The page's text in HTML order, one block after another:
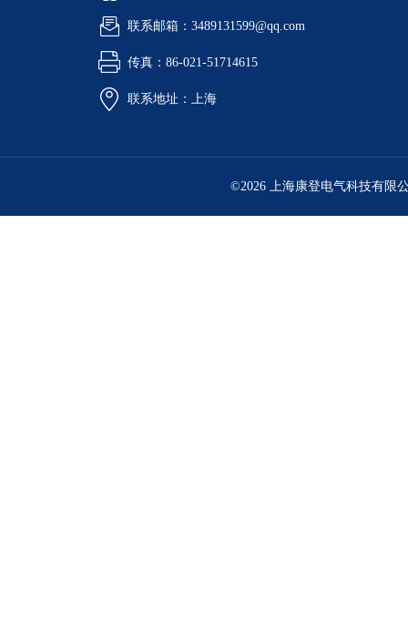
联系邮箱：3489131599@qq.com
传真：86-021-51714615
联系地址：上海
©2026 上海康登电气科技有限